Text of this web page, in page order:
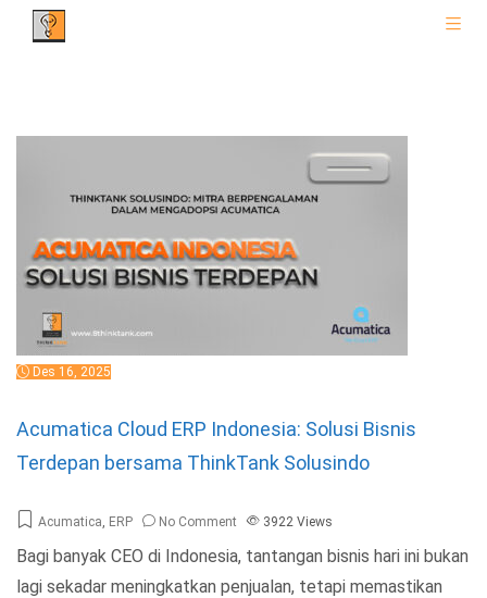
Des 16, 2025
Acumatica Cloud ERP Indonesia: Solusi Bisnis
Terdepan bersama ThinkTank Solusindo
Acumatica, ERP No Comment 3922 Views
Bagi banyak CEO di Indonesia, tantangan bisnis hari ini bukan
lagi sekadar meningkatkan penjualan, tetapi memastikan